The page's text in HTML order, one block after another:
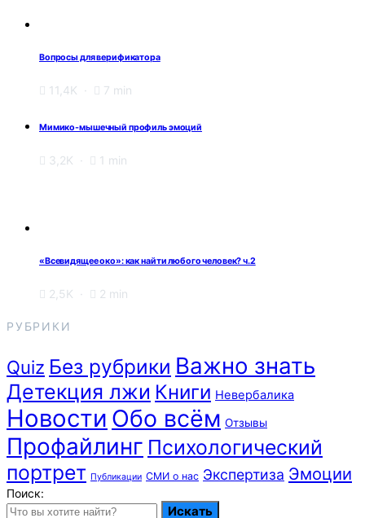
Вопросы для верификатора
11,4K 7 min
Мимико-мышечный профиль эмоций
3,2K 1 min
«Всевидящее око»: как найти любого человек? ч.2
2,5K 2 min
РУБРИКИ
Quiz Без рубрики Важно знать
Детекция лжи Книги Невербалика
Новости Обо всём Отзывы
Профайлинг Психологический
портрет Публикации СМИ о нас Экспертиза Эмоции
Поиск:
Искать